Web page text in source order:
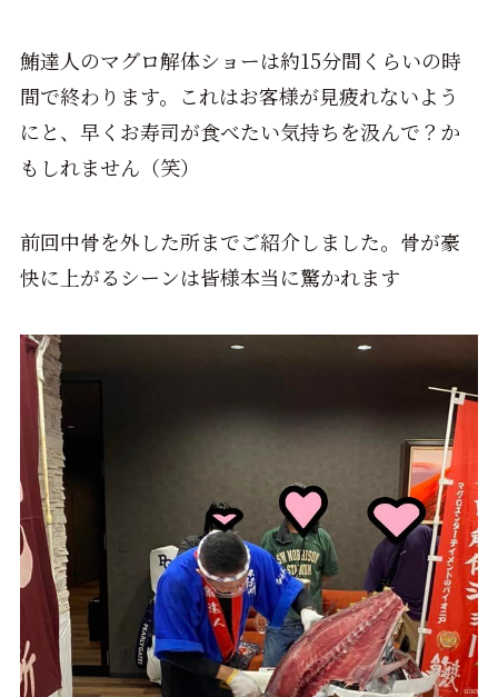
鮪達人のマグロ解体ショーは約15分間くらいの時
間で終わります。これはお客様が見疲れないよう
にと、早くお寿司が食べたい気持ちを汲んで？か
もしれません（笑）
前回中骨を外した所までご紹介しました。骨が豪
快に上がるシーンは皆様本当に驚かれます